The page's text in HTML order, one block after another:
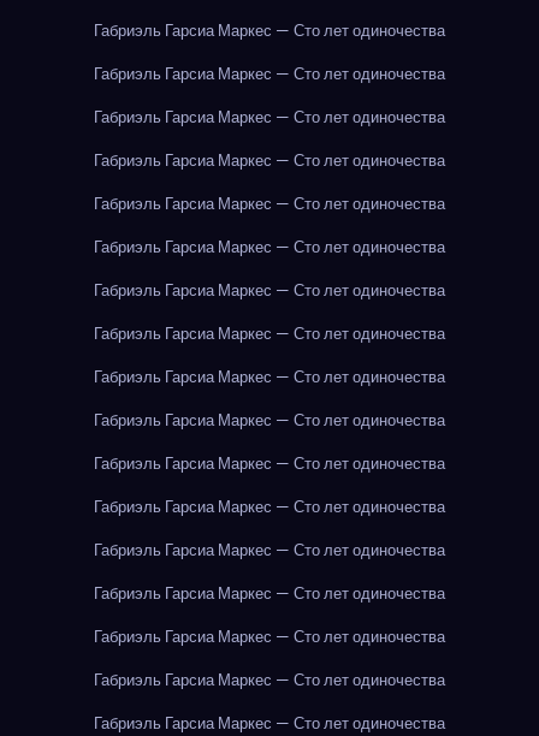
Габриэль Гарсиа Маркес — Сто лет одиночества
Габриэль Гарсиа Маркес — Сто лет одиночества
Габриэль Гарсиа Маркес — Сто лет одиночества
Габриэль Гарсиа Маркес — Сто лет одиночества
Габриэль Гарсиа Маркес — Сто лет одиночества
Габриэль Гарсиа Маркес — Сто лет одиночества
Габриэль Гарсиа Маркес — Сто лет одиночества
Габриэль Гарсиа Маркес — Сто лет одиночества
Габриэль Гарсиа Маркес — Сто лет одиночества
Габриэль Гарсиа Маркес — Сто лет одиночества
Габриэль Гарсиа Маркес — Сто лет одиночества
Габриэль Гарсиа Маркес — Сто лет одиночества
Габриэль Гарсиа Маркес — Сто лет одиночества
Габриэль Гарсиа Маркес — Сто лет одиночества
Габриэль Гарсиа Маркес — Сто лет одиночества
Габриэль Гарсиа Маркес — Сто лет одиночества
Габриэль Гарсиа Маркес — Сто лет одиночества